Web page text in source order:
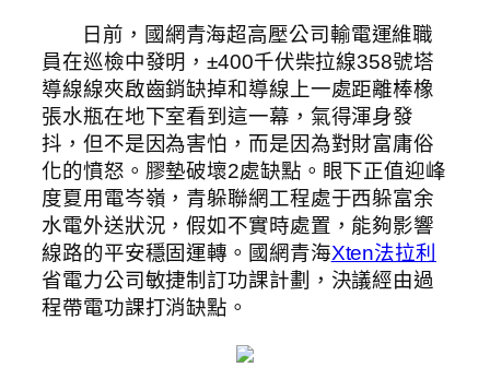
日前，國網青海超高壓公司輸電運維職
員在巡檢中發明，±400千伏柴拉線358號塔
導線線夾啟齒銷缺掉和導線上一處距離棒橡
張水瓶在地下室看到這一幕，氣得渾身發
抖，但不是因為害怕，而是因為對財富庸俗
化的憤怒。膠墊破壞2處缺點。眼下正值迎峰
度夏用電岑嶺，青躲聯網工程處于西躲富余
水電外送狀況，假如不實時處置，能夠影響
線路的平安穩固運轉。國網青海Xten法拉利
省電力公司敏捷制訂功課計劃，決議經由過
程帶電功課打消缺點。